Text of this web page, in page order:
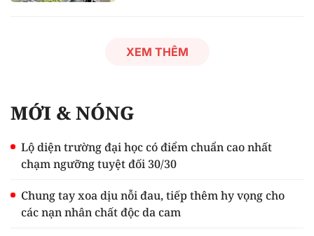
XEM THÊM
MỚI & NÓNG
Lộ diện trường đại học có điểm chuẩn cao nhất
chạm ngưỡng tuyệt đối 30/30
Chung tay xoa dịu nỗi đau, tiếp thêm hy vọng cho
các nạn nhân chất độc da cam